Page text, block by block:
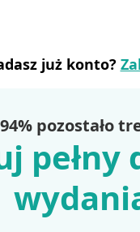
już konto?
94% pozostało
pełny